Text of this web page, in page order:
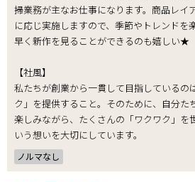
掃業務が主なお仕事になります。商品レイ
に応じ実施しますので、季節やトレンド
早く新作を見ることができるのも嬉しい★
【社風】
私たちが創業から一貫して目指しているの
ク」を提供すること。そのために、自分た
楽しみながら、たくさんの「ワクワク」を
いう想いを大切にしています。
ノルマなし